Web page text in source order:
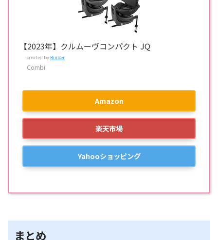
【2023年】クルムーヴコンパクト JQ
created by Rinker
Combi
Amazon
楽天市場
Yahooショッピング
まとめ